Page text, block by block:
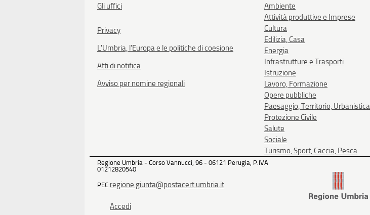
Gli uffici
Privacy
L'Umbria, l'Europa e le politiche di coesione
Atti di notifica
Avviso per nomine regionali
Ambiente
Attività produttive e Imprese
Cultura
Edilizia, Casa
Energia
Infrastrutture e Trasporti
Istruzione
Lavoro, Formazione
Opere pubbliche
Paesaggio, Territorio, Urbanistica
Protezione Civile
Salute
Sociale
Turismo, Sport, Caccia, Pesca
Regione Umbria - Corso Vannucci, 96 - 06121 Perugia, P.IVA
01212820540
PEC:regione.giunta@postacert.umbria.it
Accedi